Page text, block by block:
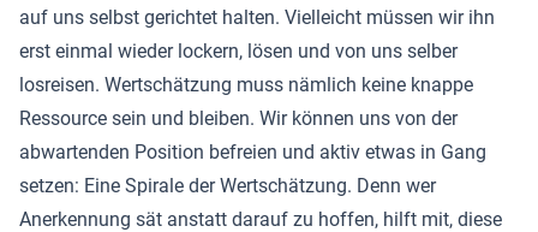
auf uns selbst gerichtet halten. Vielleicht müssen wir ihn
erst einmal wieder lockern, lösen und von uns selber
losreisen. Wertschätzung muss nämlich keine knappe
Ressource sein und bleiben. Wir können uns von der
abwartenden Position befreien und aktiv etwas in Gang
setzen: Eine Spirale der Wertschätzung. Denn wer
Anerkennung sät anstatt darauf zu hoffen, hilft mit, diese